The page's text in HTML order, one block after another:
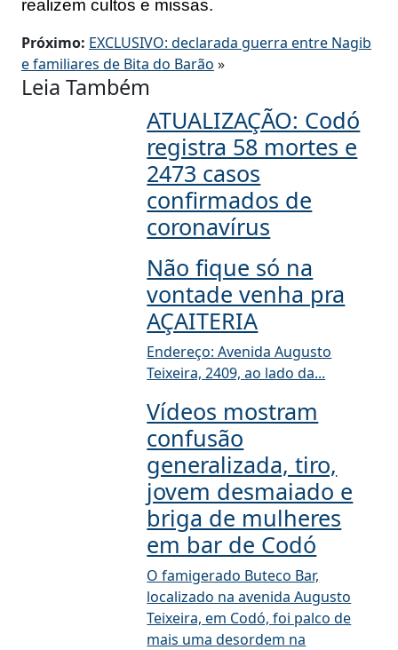
realizem cultos e missas.
Próximo: EXCLUSIVO: declarada guerra entre Nagib
e familiares de Bita do Barão »
Leia Também
ATUALIZAÇÃO: Codó
registra 58 mortes e
2473 casos
confirmados de
coronavírus
Não fique só na
vontade venha pra
AÇAITERIA
Endereço: Avenida Augusto
Teixeira, 2409, ao lado da...
Vídeos mostram
confusão
generalizada, tiro,
jovem desmaiado e
briga de mulheres
em bar de Codó
O famigerado Buteco Bar,
localizado na avenida Augusto
Teixeira, em Codó, foi palco de
mais uma desordem na